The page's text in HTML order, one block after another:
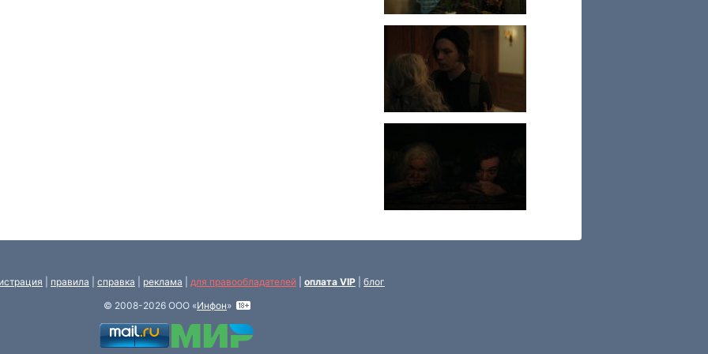
правила справка реклама для правообладателей оплата VIP
блог
© 2008-2026 ООО «Инфон»